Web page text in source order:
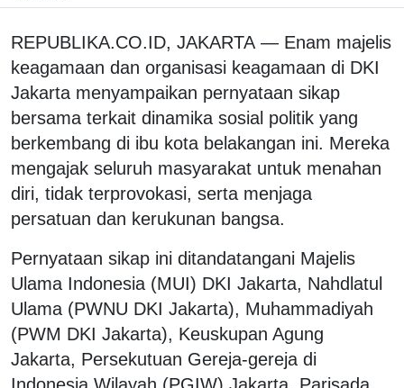
REPUBLIKA.CO.ID, JAKARTA — Enam majelis
keagamaan dan organisasi keagamaan di DKI
Jakarta menyampaikan pernyataan sikap
bersama terkait dinamika sosial politik yang
berkembang di ibu kota belakangan ini. Mereka
mengajak seluruh masyarakat untuk menahan
diri, tidak terprovokasi, serta menjaga
persatuan dan kerukunan bangsa.
Pernyataan sikap ini ditandatangani Majelis
Ulama Indonesia (MUI) DKI Jakarta, Nahdlatul
Ulama (PWNU DKI Jakarta), Muhammadiyah
(PWM DKI Jakarta), Keuskupan Agung
Jakarta, Persekutuan Gereja-gereja di